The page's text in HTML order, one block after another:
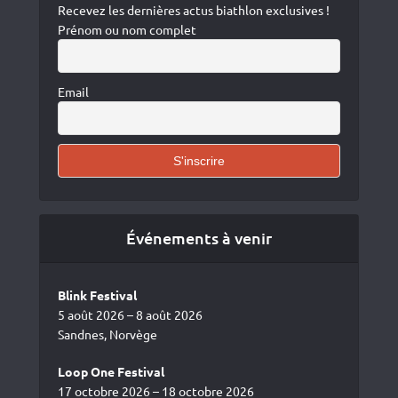
Recevez les dernières actus biathlon exclusives !
Prénom ou nom complet
Email
Événements à venir
Blink Festival
5 août 2026 – 8 août 2026
Sandnes, Norvège
Loop One Festival
17 octobre 2026 – 18 octobre 2026